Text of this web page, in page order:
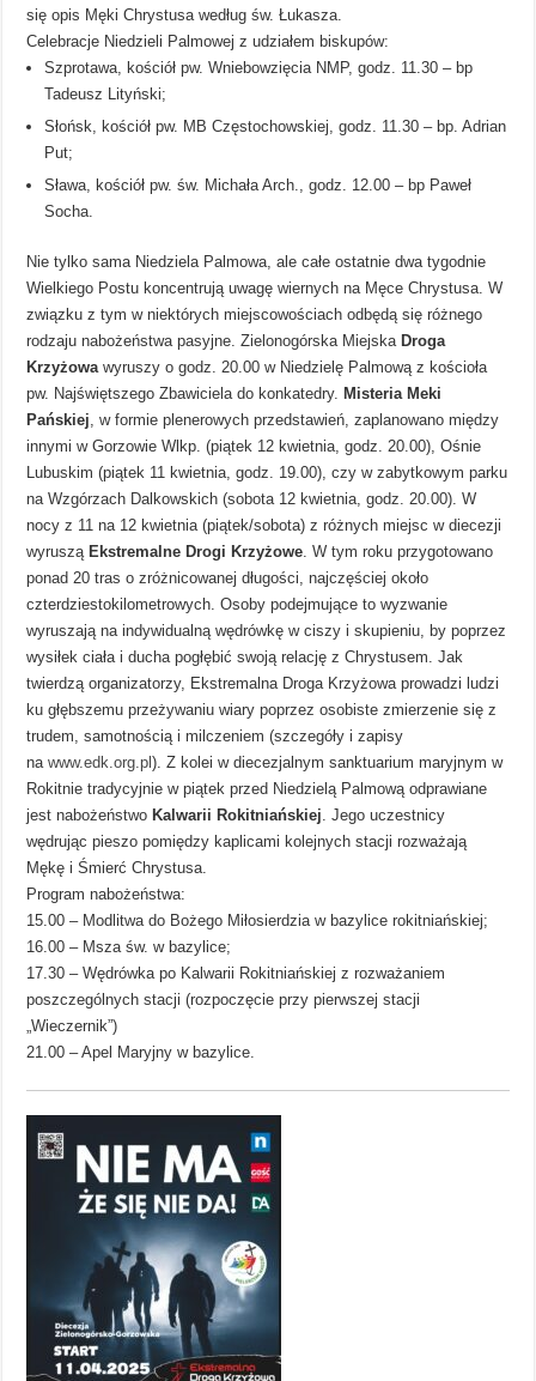
się opis Męki Chrystusa według św. Łukasza.
Celebracje Niedzieli Palmowej z udziałem biskupów:
Szprotawa, kościół pw. Wniebowzięcia NMP, godz. 11.30 – bp
Tadeusz Lityński;
Słońsk, kościół pw. MB Częstochowskiej, godz. 11.30 – bp. Adrian
Put;
Sława, kościół pw. św. Michała Arch., godz. 12.00 – bp Paweł
Socha.
Nie tylko sama Niedziela Palmowa, ale całe ostatnie dwa tygodnie
Wielkiego Postu koncentrują uwagę wiernych na Męce Chrystusa. W
związku z tym w niektórych miejscowościach odbędą się różnego
rodzaju nabożeństwa pasyjne. Zielonogórska MiejskaDroga
Krzyżowa wyruszy o godz. 20.00 w Niedzielę Palmową z kościoła
pw. Najświętszego Zbawiciela do konkatedry.Misteria Meki
Pańskiej , w formie plenerowych przedstawień, zaplanowano między
innymi w Gorzowie Wlkp. (piątek 12 kwietnia, godz. 20.00), Ośnie
Lubuskim (piątek 11 kwietnia, godz. 19.00), czy w zabytkowym parku
na Wzgórzach Dalkowskich (sobota 12 kwietnia, godz. 20.00). W
nocy z 11 na 12 kwietnia (piątek/sobota) z różnych miejsc w diecezji
wyrusząEkstremalne DrogiKrzyżowe . W tym roku przygotowano
ponad 20 tras o zróżnicowanej długości, najczęściej około
czterdziestokilometrowych. Osoby podejmujące to wyzwanie
wyruszają na indywidualną wędrówkę w ciszy i skupieniu, by poprzez
wysiłek ciała i ducha pogłębić swoją relację z Chrystusem. Jak
twierdzą organizatorzy, Ekstremalna Droga Krzyżowa prowadzi ludzi
ku głębszemu przeżywaniu wiary poprzez osobiste zmierzenie się z
trudem, samotnością i milczeniem (szczegóły i zapisy
nawww.edk.org.pl). Z kolei w diecezjalnym sanktuarium maryjnym w
Rokitnie tradycyjnie w piątek przed Niedzielą Palmową odprawiane
jest nabożeństwoKalwarii Rokitniańskiej . Jego uczestnicy
wędrując pieszo pomiędzy kaplicami kolejnych stacji rozważają
Mękę i Śmierć Chrystusa.
Program nabożeństwa:
15.00 – Modlitwa do Bożego Miłosierdzia w bazylice rokitniańskiej;
16.00 – Msza św. w bazylice;
17.30 – Wędrówka po Kalwarii Rokitniańskiej z rozważaniem
poszczególnych stacji (rozpoczęcie przy pierwszej stacji
„Wieczernik”)
21.00 – Apel Maryjny w bazylice.